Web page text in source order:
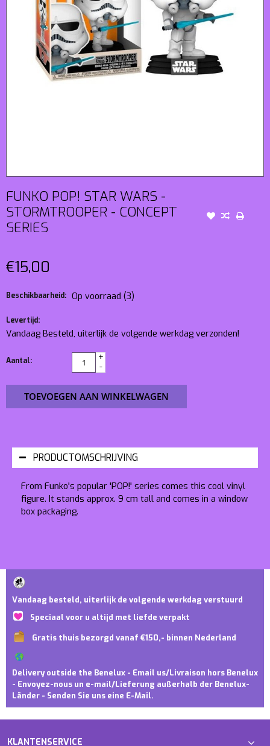
FUNKO POP! STAR WARS -
STORMTROOPER - CONCEPT
SERIES
€15,00
Beschikbaarheid: Op voorraad (3)
Levertijd:
Vandaag Besteld, uiterlijk de volgende werkdag verzonden!
Aantal:
+
-
TOEVOEGEN AAN WINKELWAGEN
PRODUCTOMSCHRIJVING
From Funko's popular 'POP!' series comes this cool vinyl
figure. It stands approx. 9 cm tall and comes in a window
box packaging.
Vandaag besteld, uiterlijk de volgende werkdag verstuurd
Speciaal voor u altijd met liefde verpakt
Gratis thuis bezorgd vanaf €150,- binnen Nederland
Delivery outside the Benelux - Email us/Livraison hors Benelux
- Envoyez-nous un e-mail/Lieferung außerhalb der Benelux-
Länder - Senden Sie uns eine E-Mail.
KLANTENSERVICE